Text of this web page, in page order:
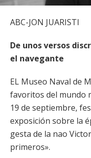
ABC-JON JUARISTI
De unos versos
el navegante
EL Museo Naval de
favoritos del mundo
19 de septiembre,
exposición sobre la
gesta de la nao
primeros».